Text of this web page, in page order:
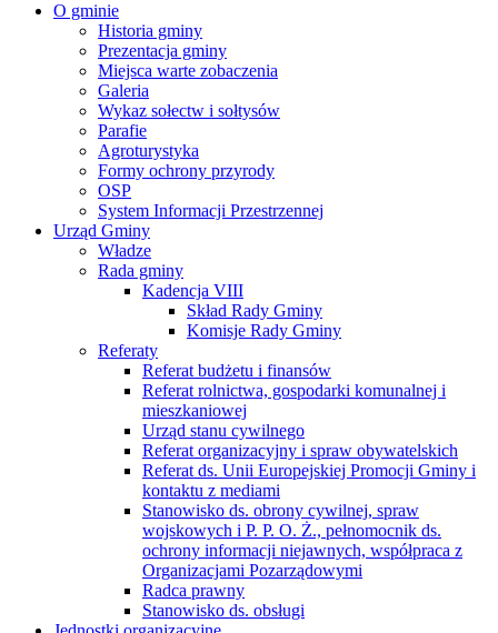
O gminie
Historia gminy
Prezentacja gminy
Miejsca warte zobaczenia
Galeria
Wykaz sołectw i sołtysów
Parafie
Agroturystyka
Formy ochrony przyrody
OSP
System Informacji Przestrzennej
Urząd Gminy
Władze
Rada gminy
Kadencja VIII
Skład Rady Gminy
Komisje Rady Gminy
Referaty
Referat budżetu i finansów
Referat rolnictwa, gospodarki komunalnej i
mieszkaniowej
Urząd stanu cywilnego
Referat organizacyjny i spraw obywatelskich
Referat ds. Unii Europejskiej Promocji Gminy i
kontaktu z mediami
Stanowisko ds. obrony cywilnej, spraw
wojskowych i P. P. O. Ż., pełnomocnik ds.
ochrony informacji niejawnych, współpraca z
Organizacjami Pozarządowymi
Radca prawny
Stanowisko ds. obsługi